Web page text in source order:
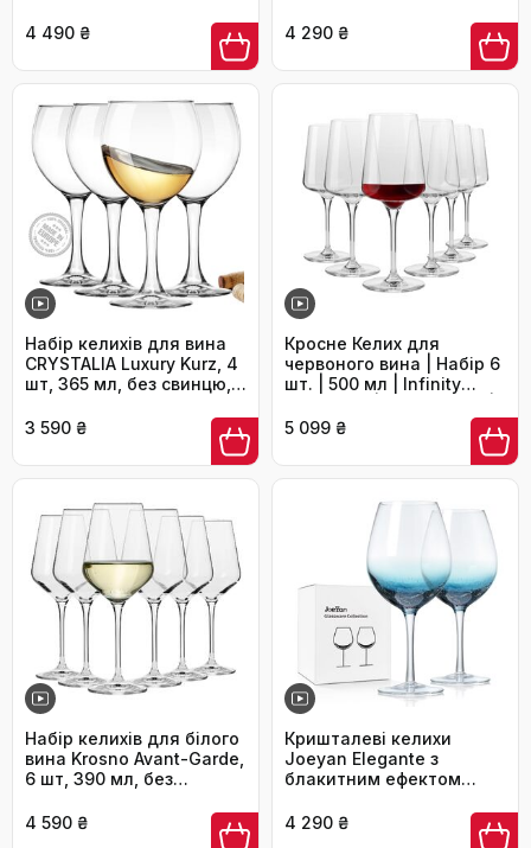
4450172
4 490 ₴
насичених вин –
Сучасний дизайн, міцна
конструкція, безпечні в
посудомийній машині
4 290 ₴
Набір келихів для вина
CRYSTALIA Luxury Kurz, 4
шт, 365 мл, без свинцю,
3 590 ₴
Кросне Келих для
червоного вина | Набір 6
шт. | 500 мл | Infinity
Для дому, ресторану,
5 099 ₴
Набір келихів для білого
вина Krosno Avant-Garde,
6 шт, 390 мл, без
ресторанів та свят
4 590 ₴
Кришталеві келихи
Joeyan Elegante з
блакитним ефектом
мл. Келихи для
4 290 ₴